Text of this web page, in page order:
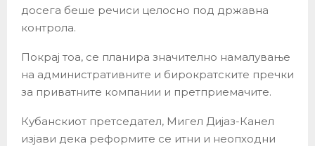
досега беше речиси целосно под државна
контрола.
Покрај тоа, се планира значително намалување
на административните и бирократските пречки
за приватните компании и претприемачите.
Кубанскиот претседател, Мигел Дијаз-Канел
изјави дека реформите се итни и неопходни